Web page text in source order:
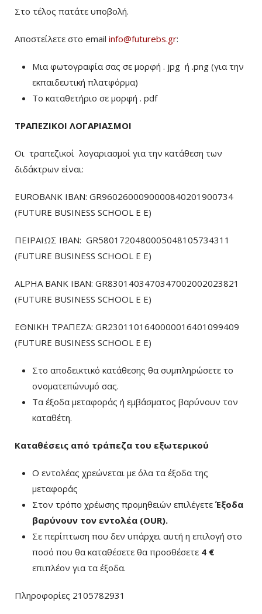
Στο τέλος πατάτε υποβολή.
Αποστείλετε στο email info@futurebs.gr:
Μια φωτογραφία σας σε μορφή . jpg ή .png (για την
εκπαιδευτική πλατφόρμα)
To καταθετήριο σε μορφή . pdf
ΤΡΑΠΕΖΙΚΟΙ ΛΟΓΑΡΙΑΣΜΟΙ
Οι τραπεζικοί λογαριασμοί για την κατάθεση των
διδάκτρων είναι:
EUROBANK IBAN: GR9602600090000840201900734
(FUTURE BUSINESS SCHOOL E E)
ΠΕΙΡΑΙΩΣ ΙΒΑΝ: GR5801720480005048105734311
(FUTURE BUSINESS SCHOOL E E)
ALPHA BANK IBAN: GR8301403470347002002023821
(FUTURE BUSINESS SCHOOL E E)
ΕΘΝΙΚΗ ΤΡΑΠΕΖΑ: GR2301101640000016401099409
(FUTURE BUSINESS SCHOOL E E)
Στο αποδεικτικό κατάθεσης θα συμπληρώσετε το
ονοματεπώνυμό σας.
Τα έξοδα μεταφοράς ή εμβάσματος βαρύνουν τον
καταθέτη.
Καταθέσεις από τράπεζα του εξωτερικού
Ο εντολέας χρεώνεται με όλα τα έξοδα της
μεταφοράς
Στον τρόπο χρέωσης προμηθειών επιλέγετε Έξοδα
βαρύνουν τον εντολέα (ΟUR).
Σε περίπτωση που δεν υπάρχει αυτή η επιλογή στο
ποσό που θα καταθέσετε θα προσθέσετε 4 €
επιπλέον για τα έξοδα.
Πληροφορίες 2105782931